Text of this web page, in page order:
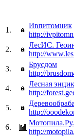
1.
Ивпитомник
http://
2.
ЛесИС.
http://
3.
Брусдом
http://
4.
Лесная
http://
5.
http://
6.
http://